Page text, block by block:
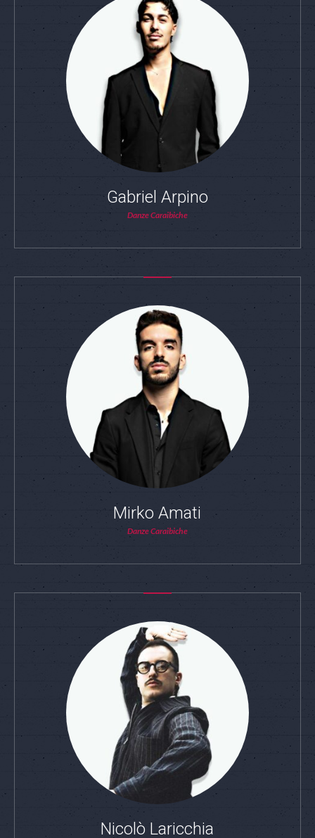
Gabriel Arpino
Danze Caraibiche
Mirko Amati
Danze Caraibiche
Nicolò Laricchia